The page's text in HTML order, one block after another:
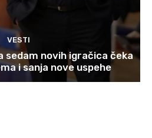
VESTI
sedam novih igračica čeka
i sanja nove uspehe